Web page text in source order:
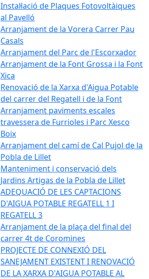
Instal·lació de Plaques Fotovoltàiques
al Pavelló
Arranjament de la Vorera Carrer Pau
Casals
Arranjament del Parc de l'Escorxador
Arranjament de la Font Grossa i la Font
Xica
Renovació de la Xarxa d'Aigua Potable
del carrer del Regatell i de la Font
Arranjament paviments escales
travessera de Furrioles i Parc Xesco
Boix
Arranjament del camí de Cal Pujol de la
Pobla de Lillet
Manteniment i conservació dels
Jardins Artigas de la Pobla de Lillet
ADEQUACIÓ DE LES CAPTACIONS
D'AIGUA POTABLE REGATELL 1 I
REGATELL 3
Arranjament de la plaça del final del
carrer 4t de Coromines
PROJECTE DE CONNEXIÓ DEL
SANEJAMENT EXISTENT I RENOVACIÓ
DE LA XARXA D'AIGUA POTABLE AL